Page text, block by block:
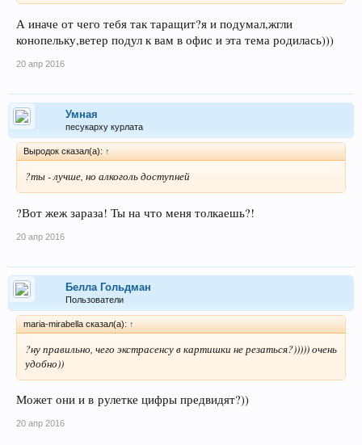
А иначе от чего тебя так таращит?я и подумал,жгли
конопельку,ветер подул к вам в офис и эта тема родилась)))
20 апр 2016
Умная
песукарху курлата
Выродок сказал(а): ↑
?ты - лучше, но алкоголь доступней
?Вот жеж зараза! Ты на что меня толкаешь?!
20 апр 2016
Беллa Гольдман
Пользователи
maria-mirabella сказал(а): ↑
?ну правильно, чего экстрасенсу в картишки не резаться?))))) очень
удобно))
Может они и в рулетке цифры предвидят?))
20 апр 2016